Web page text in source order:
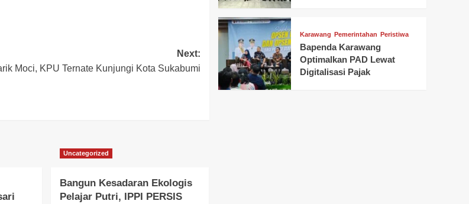
Next:
Moci, KPU Ternate Kunjungi Kota Sukabumi
Uncategorized
Bangun Kesadaran Ekologis
Pelajar Putri, IPPI PERSIS
Karawang Pemerintahan Peristiwa
Bapenda Karawang
Optimalkan PAD Lewat
Digitalisasi Pajak